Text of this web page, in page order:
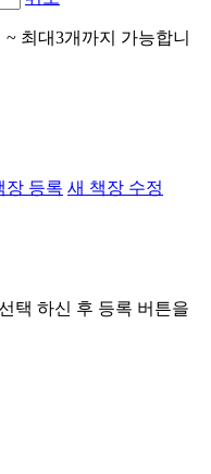
최대3개까지 가능합니
장 등록 새 책장 수정
택 하신 후 등록 버튼을